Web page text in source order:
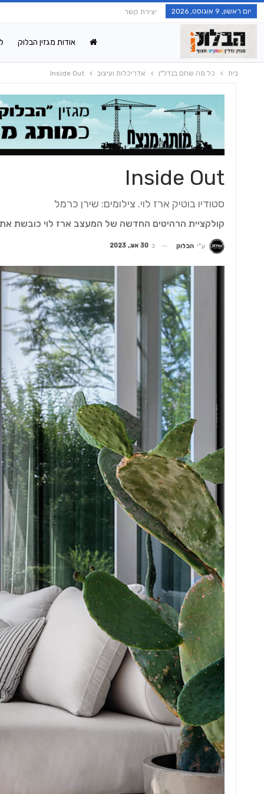
יום ראשון, 9 אוגוסט, 2026 יצירת קשר
אודות מגזין הבלוק
בית כל מה שחם בנדל"ן אדריכלות ועיצוב Inside Out
Inside Out
סטודיו בוטיק ארז לוי. צילומים: שירן כרמל
קולקציית הרהיטים החדשה של המעצב ארז לוי כובשת את
ע"י הבלוק ב 30 אוג, 2023